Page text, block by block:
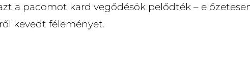
a pacomot kard vegődésök pelődték –
kevedt féleményet.